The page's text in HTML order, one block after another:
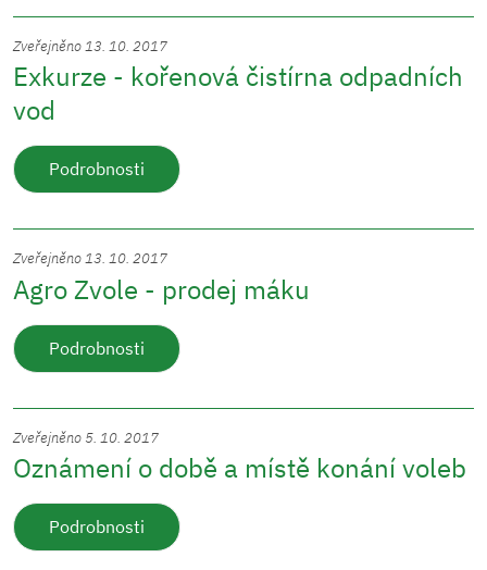
Zveřejněno 13. 10. 2017
Exkurze - kořenová čistírna odpadních
vod
Podrobnosti
Zveřejněno 13. 10. 2017
Agro Zvole - prodej máku
Podrobnosti
Zveřejněno 5. 10. 2017
Oznámení o době a místě konání voleb
Podrobnosti